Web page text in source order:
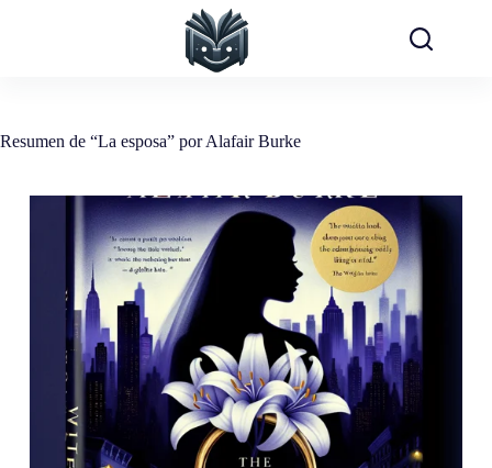
Resumen de “La esposa” por Alafair Burke